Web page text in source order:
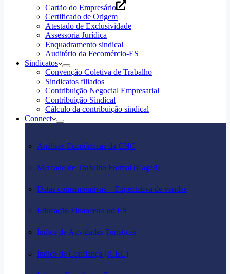
Cartão do Empresário
Certificado de Origem
Atestado de Exclusividade
Assessoria Jurídica
Enquadramento sindical
Auditório da Fecomércio-ES
Sindicatos
Convenção Coletiva de Trabalho
Sindicatos filiados
Contribuição Negocial Empresarial
Contribuição Sindical
Cálculo da contribuição sindical
Connect
Análises Econômicas da CNC
Mercado de Trabalho Formal (Caged)
Datas comemorativas – Expectativa de vendas
Educação Financeira no ES
Índice de Atividades Turísticas
Índice de Confiança (ICEC)